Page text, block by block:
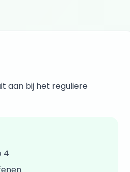
aan bij het reguliere
4